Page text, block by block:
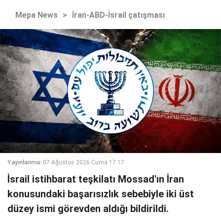
Mepa News > İran-ABD-İsrail çatışması
Yayınlanma: 07 Ağustos 2026 Cuma 17:17
İsrail istihbarat teşkilatı Mossad'ın İran
konusundaki başarısızlık sebebiyle iki üst
düzey ismi görevden aldığı bildirildi.